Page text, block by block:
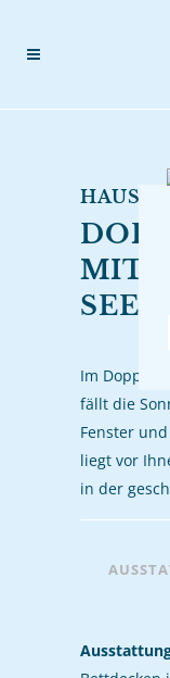
HAUS
MIT
Im
fällt die
Fenster
liegt vor
in der